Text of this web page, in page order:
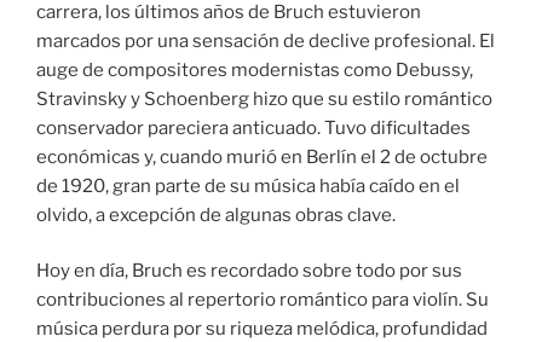
carrera, los últimos años de Bruch estuvieron
marcados por una sensación de declive profesional. El
auge de compositores modernistas como Debussy,
Stravinsky y Schoenberg hizo que su estilo romántico
conservador pareciera anticuado. Tuvo dificultades
económicas y, cuando murió en Berlín el 2 de octubre
de 1920, gran parte de su música había caído en el
olvido, a excepción de algunas obras clave.
Hoy en día, Bruch es recordado sobre todo por sus
contribuciones al repertorio romántico para violín. Su
música perdura por su riqueza melódica, profundidad